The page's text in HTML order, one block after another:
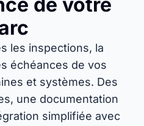
les inspections, la
échéances de vos
et systèmes. Des
une documentation
simplifiée avec